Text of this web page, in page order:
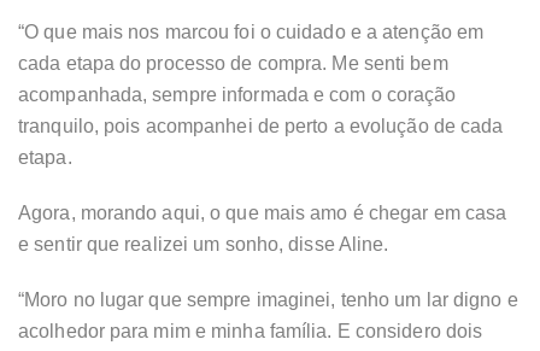
“O que mais nos marcou foi o cuidado e a atenção em
cada etapa do processo de compra. Me senti bem
acompanhada, sempre informada e com o coração
tranquilo, pois acompanhei de perto a evolução de cada
etapa.
Agora, morando aqui, o que mais amo é chegar em casa
e sentir que realizei um sonho, disse Aline.
“Moro no lugar que sempre imaginei, tenho um lar digno e
acolhedor para mim e minha família. E considero dois